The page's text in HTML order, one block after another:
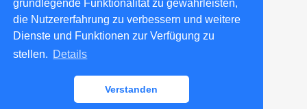
grundlegende Funktionalität zu gewährleisten,
die Nutzererfahrung zu verbessern und weitere
Dienste und Funktionen zur Verfügung zu
stellen. Details
Verstanden